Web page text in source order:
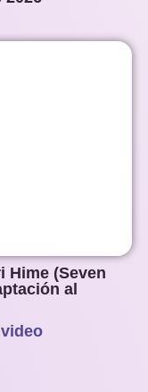
Hime (Seven
al